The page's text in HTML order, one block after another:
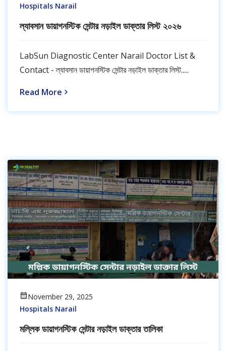
Hospitals Narail
ল্যাবসান ডায়াগনস্টিক সেন্টার নড়াইল ডাক্তার লিস্ট ২০২৬
LabSun Diagnostic Center Narail Doctor List &
Contact - ল্যাবসান ডায়াগনস্টিক সেন্টার নড়াইল ডাক্তার লিস্ট.....
Read More
November 29, 2025
Hospitals Narail
মল্লিক ডায়াগনস্টিক সেন্টার নড়াইল ডাক্তার তালিকা